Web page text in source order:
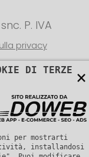
P. IVA
privacy
×
DI TERZE
per mostrarti
installandosi